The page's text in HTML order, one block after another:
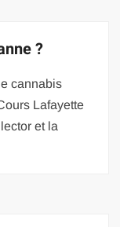
?
cannabis
Lafayette
et la